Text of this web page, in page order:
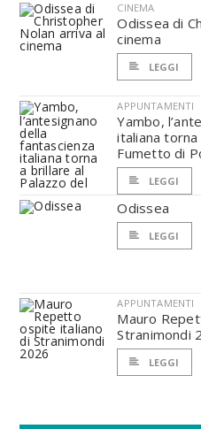
CINEMA
Odissea di
cinema
LEGGI
APPUNTAMENTI
Yambo,
italiana
Fumetto di
LEGGI
Odissea
LEGGI
APPUNTAMENTI
Mauro
Stranimondi
LEGGI